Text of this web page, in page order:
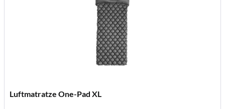
Luftmatratze One-Pad XL